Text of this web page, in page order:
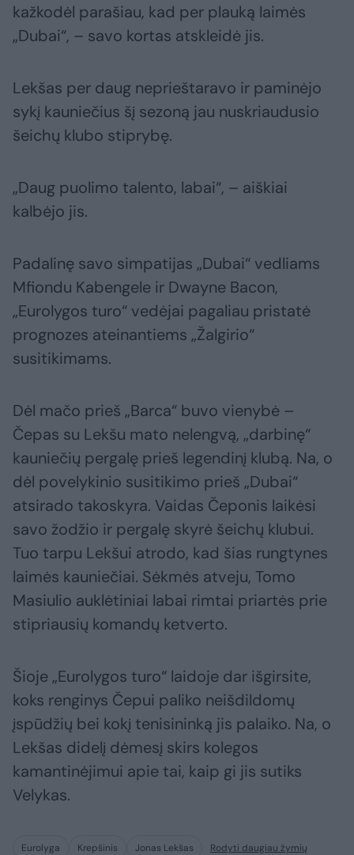
kažkodėl parašiau, kad per plauką laimės
„Dubai“, – savo kortas atskleidė jis.
Lekšas per daug neprieštaravo ir paminėjo
sykį kauniečius šį sezoną jau nuskriaudusio
šeichų klubo stiprybę.
„Daug puolimo talento, labai“, – aiškiai
kalbėjo jis.
Padalinę savo simpatijas „Dubai“ vedliams
Mfiondu Kabengele ir Dwayne Bacon,
„Eurolygos turo“ vedėjai pagaliau pristatė
prognozes ateinantiems „Žalgirio“
susitikimams.
Dėl mačo prieš „Barca“ buvo vienybė –
Čepas su Lekšu mato nelengvą, „darbinę“
kauniečių pergalę prieš legendinį klubą. Na, o
dėl povelykinio susitikimo prieš „Dubai“
atsirado takoskyra. Vaidas Čeponis laikėsi
savo žodžio ir pergalę skyrė šeichų klubui.
Tuo tarpu Lekšui atrodo, kad šias rungtynes
laimės kauniečiai. Sėkmės atveju, Tomo
Masiulio auklėtiniai labai rimtai priartės prie
stipriausių komandų ketverto.
Šioje „Eurolygos turo“ laidoje dar išgirsite,
koks renginys Čepui paliko neišdildomų
įspūdžių bei kokį tenisininką jis palaiko. Na, o
Lekšas didelį dėmesį skirs kolegos
kamantinėjimui apie tai, kaip gi jis sutiks
Velykas.
Eurolyga Krepšinis Jonas Lekšas Rodyti daugiau žymių